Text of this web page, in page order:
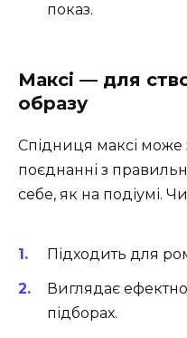
показ.
Максі — для
образу
Спідниця максі може
поєднанні з
себе, як на подіумі.
Підходить для
Виглядає
підборах.